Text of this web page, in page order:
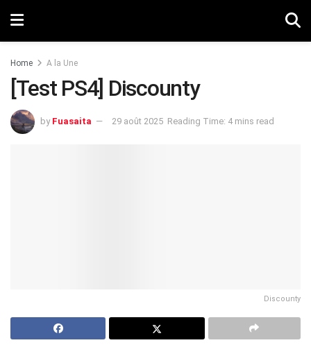
Home A la Une
[Test PS4] Discounty
by Fuasaita 29 août 2025 Reading Time: 4 mins read
Discounty